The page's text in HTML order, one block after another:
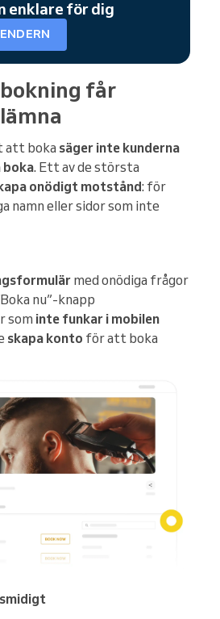
enklare för dig
får
att boka säger inte kunderna
boka. Ett av de största
onödigt motstånd: för
namn eller sidor som inte
med onödiga frågor
nu”-knapp
som inte funkar i mobilen
skapa konto för att boka